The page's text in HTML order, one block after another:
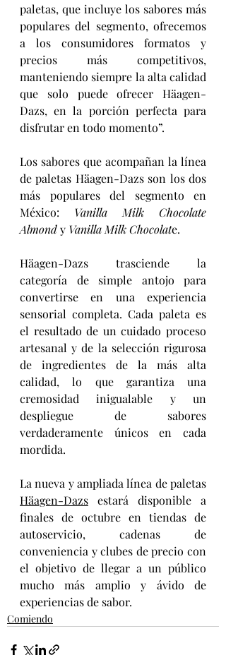
paletas, que incluye los sabores más
populares del segmento, ofrecemos
a los consumidores formatos y
precios más competitivos,
manteniendo siempre la alta calidad
que solo puede ofrecer Häagen-
Dazs, en la porción perfecta para
disfrutar en todo momento”.
Los sabores que acompañan la línea
de paletas Häagen-Dazs son los dos
más populares del segmento en
México: Vanilla Milk Chocolate
Almond y Vanilla Milk Chocolate.
Häagen-Dazs trasciende la
categoría de simple antojo para
convertirse en una experiencia
sensorial completa. Cada paleta es
el resultado de un cuidado proceso
artesanal y de la selección rigurosa
de ingredientes de la más alta
calidad, lo que garantiza una
cremosidad inigualable y un
despliegue de sabores
verdaderamente únicos en cada
mordida.
Häagen-Dazs estará disponible a
finales de octubre en tiendas de
autoservicio, cadenas de
conveniencia y clubes de precio con
el objetivo de llegar a un público
mucho más amplio y ávido de
experiencias de sabor.
Comiendo